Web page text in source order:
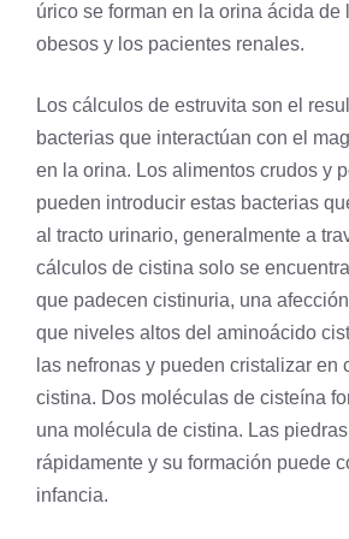
úrico se forman en la orina ácida de
obesos y los pacientes renales.
Los cálculos de estruvita son el
bacterias que interactúan con el
en la orina. Los alimentos crudos y
pueden introducir estas bacterias
al tracto urinario, generalmente a
cálculos de cistina solo se
que padecen cistinuria, una
que niveles altos del aminoácido
las nefronas y pueden cristalizar en
cistina. Dos moléculas de cisteína
una molécula de cistina. Las
rápidamente y su formación puede
infancia.